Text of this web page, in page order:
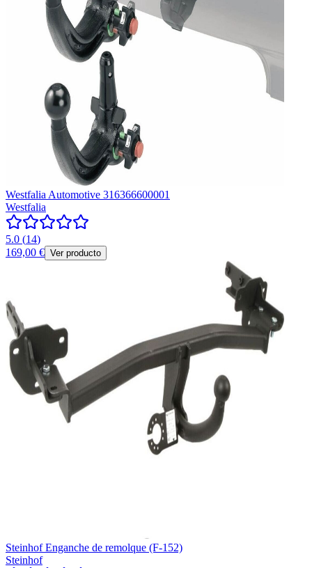
Westfalia Automotive 316366600001
Westfalia
5.0 (14)
169,00 € Ver producto
Steinhof Enganche de remolque (F-152)
Steinhof